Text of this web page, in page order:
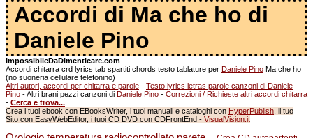
Accordi di Ma che ho di
Daniele Pino
ImpossibileDaDimenticare.com
Accordi chitarra crd lyrics tab spartiti chords testo tablature per Daniele Pino Ma che ho
(no suoneria cellulare telefonino)
Altri autori, accordi per chitarra e parole - Testo lyrics letras parole canzoni di Daniele
Pino - Altri brani pezzi canzoni di Daniele Pino - Correzioni / Richieste altri accordi chitarra
- Cerca e trova...
Crea i tuoi ebook con EBooksWriter, i tuoi manuali e cataloghi con HyperPublish , il tuo
Sito con EasyWebEditor, i tuoi CD DVD con CDFrontEnd - VisualVision.it